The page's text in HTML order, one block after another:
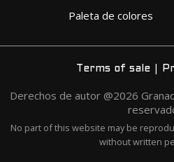
Paleta de colores
Terms of sale |
Derechos de autor @2026
No part of this website may be
without written